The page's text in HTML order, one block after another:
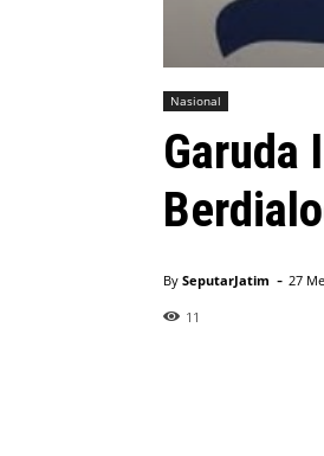
Nasional
Garuda
By SeputarJatim - 27
11